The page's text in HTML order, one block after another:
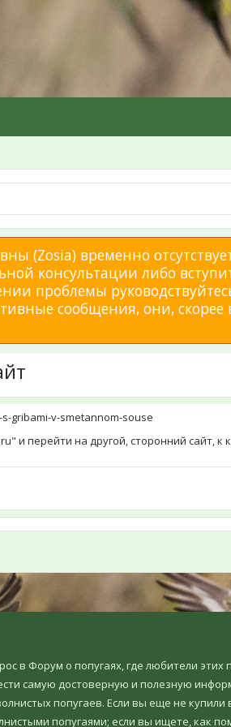
(Zosia) временно
консультации либо
проблемы
сообщения, они, скорее
gribami-v-smetannom-souse
и перейти на другой, сторонний
в Форум о попугаях, где любители
самую достоверную и полезную
попугаев. Если вы еще не
попугаями; если вы ищете, как